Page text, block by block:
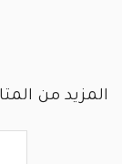
المزيد من